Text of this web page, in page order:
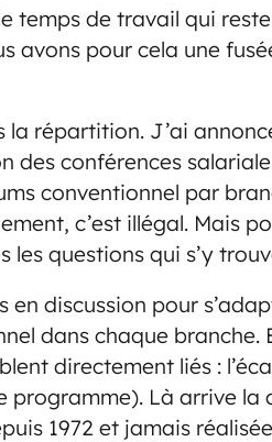
temps de travail qui
avons pour cela une
répartition. J’ai
des conférences
conventionnel par
c’est illégal. Mais
questions qui s’y
en discussion pour
dans chaque branche.
directement liés :
programme). Là arrive la
1972 et jamais